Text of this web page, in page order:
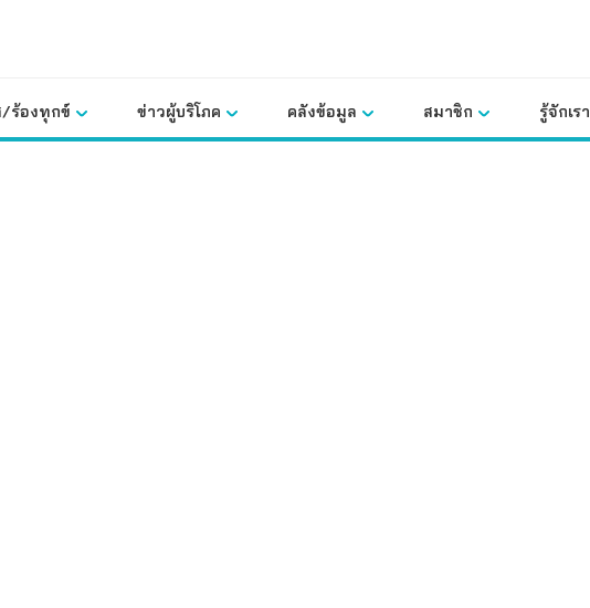
/ร้องทุกข์ ข่าวผู้บริโภค คลังข้อมูล สมาชิก รู้จักเรา